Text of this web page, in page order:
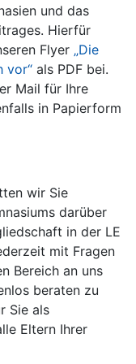
und das
Hierfür
Flyer „Die
vor“ als PDF bei.
Mail für Ihre
in Papierform
wir Sie
darüber
in der LE
mit Fragen
Bereich an uns
beraten zu
Sie als
Eltern Ihrer